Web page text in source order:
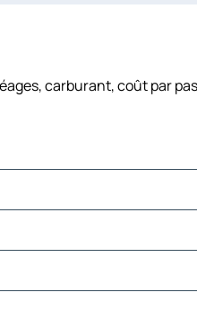
carburant, coût par